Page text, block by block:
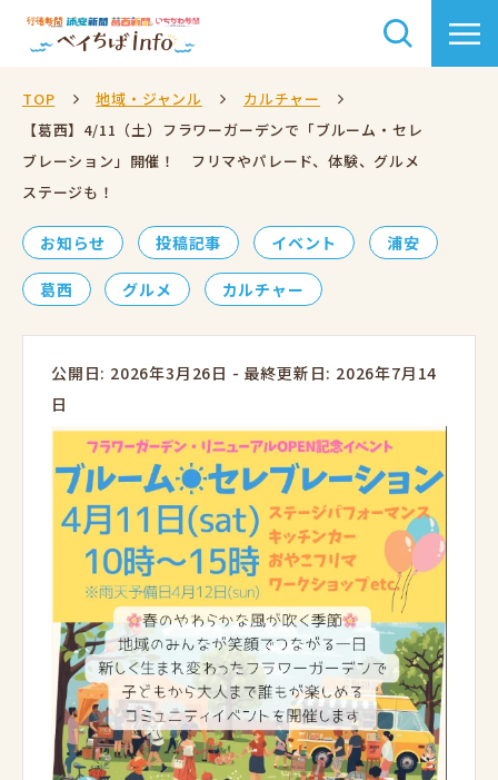
TOP 地域・ジャンル
カルチャー
【葛西】4/11（土）フラワーガーデンで「ブルーム・セレ
ブレーション」開催！ フリマやパレード、体験、グルメ
ステージも！
お知らせ 投稿記事 イベント 浦安
葛西 グルメ カルチャー
公開日: 2026年3月26日 - 最終更新日: 2026年7月14
日